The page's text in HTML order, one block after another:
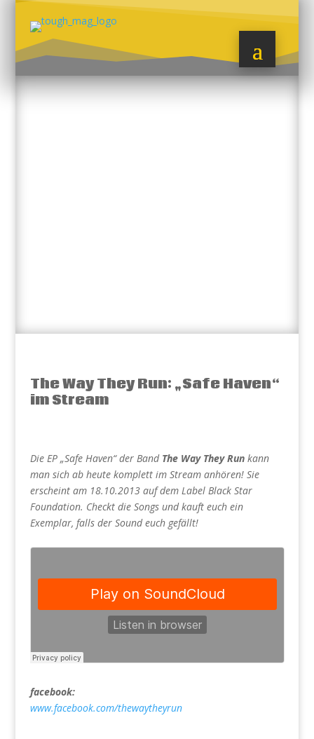
The Way They Run: „Safe Haven“
im Stream
Die EP „Safe Haven“ der Band The Way They Runkann
man sich ab heute komplett im Stream anhören! Sie
erscheint am 18.10.2013 auf dem Label Black Star
Foundation. Checkt die Songs und kauft euch ein
Exemplar, falls der Sound euch gefällt!
facebook:
www.facebook.com/thewaytheyrun